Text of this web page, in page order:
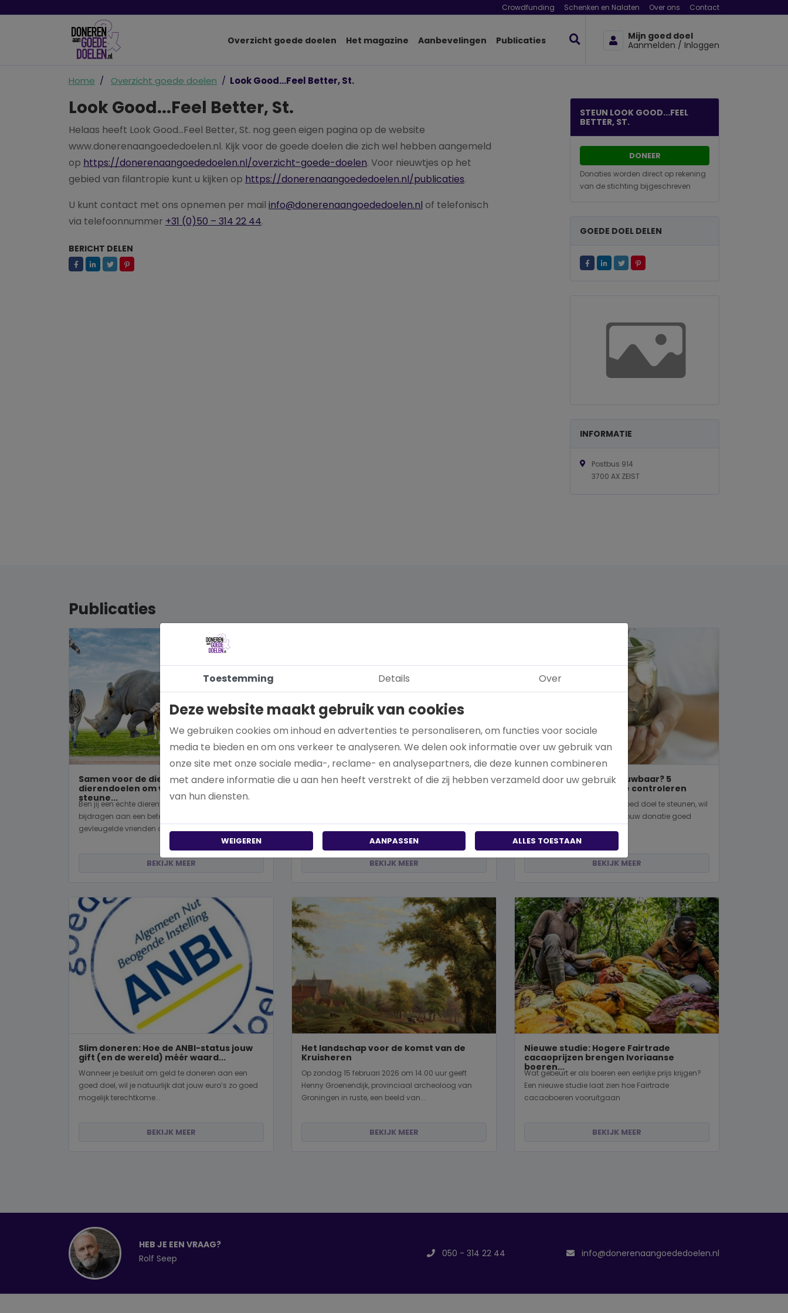
Crowdfunding Schenken en Nalaten Over ons Contact
Overzicht goede doelen Het magazine Aanbevelingen Publicaties
Mijn goed doel
Aanmelden / Inloggen
Home Overzicht goede doelen Look Good...Feel Better, St.
Look Good...Feel Better, St.
Helaas heeft Look Good...Feel Better, St. nog geen eigen pagina op de website
www.donerenaangoededoelen.nl. Kijk voor de goede doelen die zich wel hebben aangemeld
op https://donerenaangoededoelen.nl/overzicht-goede-doelen. Voor nieuwtjes op het
gebied van filantropie kunt u kijken op https://donerenaangoededoelen.nl/publicaties.
U kunt contact met ons opnemen per mail info@donerenaangoededoelen.nl of telefonisch
via telefoonnummer +31 (0)50 – 314 22 44.
BERICHT DELEN
STEUN LOOK GOOD...FEEL
BETTER, ST.
DONEER
Donaties worden direct op rekening
van de stichting bijgeschreven
GOEDE DOEL DELEN
INFORMATIE
Postbus 914
3700 AX ZEIST
Publicaties
Samen voor de dieren: De mooiste
dierendoelen om vandaag nog te
steune...
Ben jij een echte dierenvriend en wil je graag
bijdragen aan een betere wereld voor viervoeters,
gevleugelde vrienden of wild...
BEKIJK MEER
Hoe kies je een goed doel dat écht bij je
BEKIJK MEER
Is een goed doel betrouwbaar? 5
manieren om dit zelf te controleren
Wanneer je besluit om een goed doel te steunen, wil
je natuurlijk zeker weten dat jouw donatie goed
BEKIJK MEER
Slim doneren: Hoe de ANBI-status jouw
gift (en de wereld) méér waard...
Wanneer je besluit om geld te doneren aan een
goed doel, wil je natuurlijk dat jouw euro’s zo goed
mogelijk terechtkome...
BEKIJK MEER
Het landschap voor de komst van de
Kruisheren
Op zondag 15 februari 2026 om 14.00 uur geeft
Henny Groenendijk, provinciaal archeoloog van
Groningen in ruste, een beeld van...
BEKIJK MEER
Nieuwe studie: Hogere Fairtrade
cacaoprijzen brengen Ivoriaanse
boeren...
Wat gebeurt er als boeren een eerlijke prijs krijgen?
Een nieuwe studie laat zien hoe Fairtrade
cacaoboeren vooruitgaan
BEKIJK MEER
HEB JE EEN VRAAG?
Rolf Seep
050 - 314 22 44 info@donerenaangoededoelen.nl
Toestemming Details Over
Deze website maakt gebruik van cookies
We gebruiken cookies om inhoud en advertenties te personaliseren, om functies voor sociale
media te bieden en om ons verkeer te analyseren. We delen ook informatie over uw gebruik van
onze site met onze sociale media-, reclame- en analysepartners, die deze kunnen combineren
met andere informatie die u aan hen heeft verstrekt of die zij hebben verzameld door uw gebruik
van hun diensten.
WEIGEREN AANPASSEN ALLES TOESTAAN